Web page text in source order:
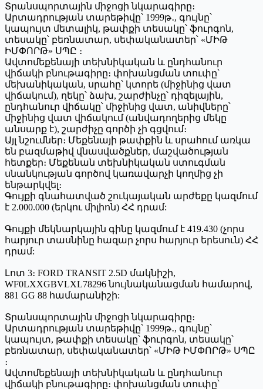
Տրանսպորտային միջոցի նկարագիրը։
Արտադրության տարեթիվը՝ 1999թ․, գույնը՝
կապույտ մետալիկ, թափքի տեսակը՝ ֆուրգոն,
տեսակը՝ բեռնատար, սեփականատեր՝ «ՄԻԹ
ԻՄՓՈՐԹ» ՍՊԸ ։
Ավտոմեքենայի տեխնիկական և ընդհանուր
վիճակի բնութագիրը։ փոխանցման տուփը՝
մեխանիկական, սրահը՝ կտորե (միջինից վատ
վիճակում), ղեկը՝ ձախ, շարժինչը՝ դիզելային,
ընդհանուր վիճակը՝ միջինից վատ, անիվները՝
միջինից վատ վիճակում (անվադողերից մեկը
անսարք է), շարժիչը գործի չի գցվում։
Այլ նշումներ։ Մեքենայի թափքին և սրահում առկա
են բազմաթիվ վնասվածքներ, մաշվածության
հետքեր։ Մեքենան տեխնիկական ստուգման
սնանկության գործով կառավարչի կողմից չի
ենթարկվել։
Գույքի գնահատված շուկայական արժեքը կազմում
է 2.000.000 (երկու միլիոն) ՀՀ դրամ:
Գույքի մեկնարկային գինը կազմում է 419.430 (չորս
հարյուր տասնինը հազար չորս հարյուր երեսուն) ՀՀ
դրամ:
Լոտ 3։ FORD TRANSIT 2.5D մակնիշի,
WF0LXXGBVLXL78296 նույնականացման համարով,
881 GG 88 համարանիշի:
Տրանսպորտային միջոցի նկարագիրը։
Արտադրության տարեթիվը՝ 1999թ․, գույնը՝
կապույտ, թափքի տեսակը՝ ֆուրգոն, տեսակը՝
բեռնատար, սեփականատեր՝ «ՄԻԹ ԻՄՓՈՐԹ» ՍՊԸ
։
Ավտոմեքենայի տեխնիկական և ընդհանուր
վիճակի բնութագիրը։ փոխանցման տուփը՝